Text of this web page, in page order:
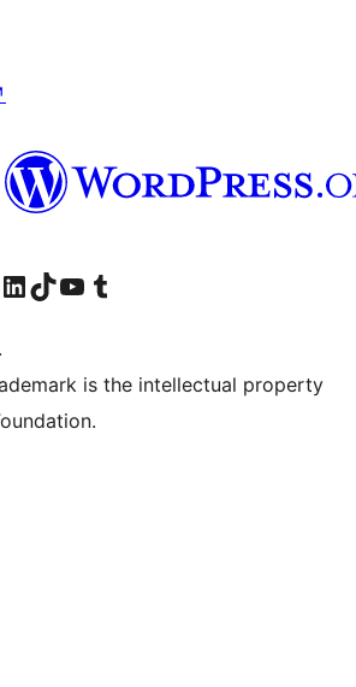
на Facebook
наш Instagram
Посетите нашу страницу в LinkedIn
Посетите нашу учётную запись в TikTok
Посетите наш канал YouTube
Посетите нашу учётную запись в Tumblr
is the intellectual property